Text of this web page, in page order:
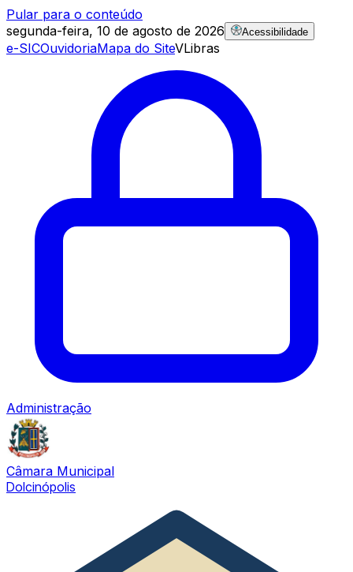
Pular para o conteúdo
segunda-feira, 10 de agosto de 2026
Acessibilidade
e-SICOuvidoriaMapa do SiteVLibras
Administração
Câmara Municipal
Dolcinópolis